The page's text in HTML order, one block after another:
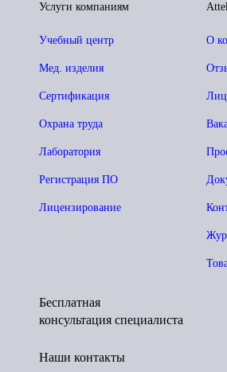
О
Услуги компаниям
Учебный центр
Мед. изделия
Сертификация
Охрана труда
Лаборатория
Регистрация ПО
Лицензирование
Бесплатная
консультация специалиста
Наши контакты